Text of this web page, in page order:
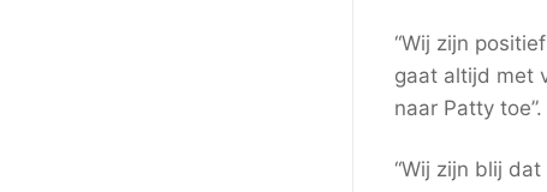
“Wij zijn
gaat altijd met
naar Patty toe”.
“Wij zijn blij